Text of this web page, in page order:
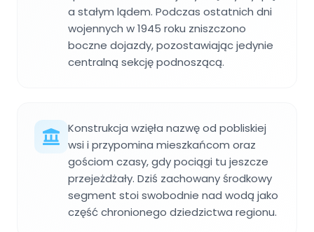
a stałym lądem. Podczas ostatnich dni
wojennych w 1945 roku zniszczono
boczne dojazdy, pozostawiając jedynie
centralną sekcję podnoszącą.
Konstrukcja wzięła nazwę od pobliskiej
wsi i przypomina mieszkańcom oraz
gościom czasy, gdy pociągi tu jeszcze
przejeżdżały. Dziś zachowany środkowy
segment stoi swobodnie nad wodą jako
część chronionego dziedzictwa regionu.